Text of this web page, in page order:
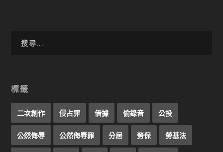
標籤
二次創作 侵占罪 借據 偷錄音 公投
公然侮辱 公然侮辱罪 分居 勞保 勞基法